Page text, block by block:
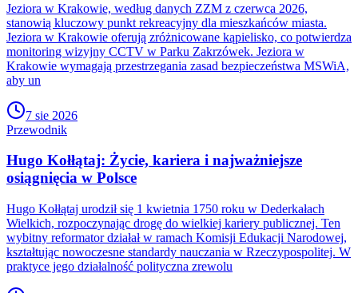
Jeziora w Krakowie, według danych ZZM z czerwca 2026,
stanowią kluczowy punkt rekreacyjny dla mieszkańców miasta.
Jeziora w Krakowie oferują zróżnicowane kąpielisko, co potwierdza
monitoring wizyjny CCTV w Parku Zakrzówek. Jeziora w
Krakowie wymagają przestrzegania zasad bezpieczeństwa MSWiA,
aby un
7 sie 2026
Przewodnik
Hugo Kołłątaj: Życie, kariera i najważniejsze
osiągnięcia w Polsce
Hugo Kołłątaj urodził się 1 kwietnia 1750 roku w Dederkałach
Wielkich, rozpoczynając drogę do wielkiej kariery publicznej. Ten
wybitny reformator działał w ramach Komisji Edukacji Narodowej,
kształtując nowoczesne standardy nauczania w Rzeczypospolitej. W
praktyce jego działalność polityczna zrewolu